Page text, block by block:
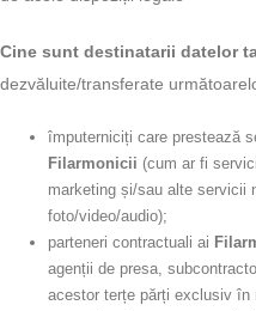
Cine sunt destinatarii datelor
dezvăluite/transferate
împuterniciți care prestează
Filarmonicii (cum ar fi
marketing și/sau alte servicii
foto/video/audio);
parteneri contractuali ai
agenții de presa,
acestor terțe părți exclusiv în